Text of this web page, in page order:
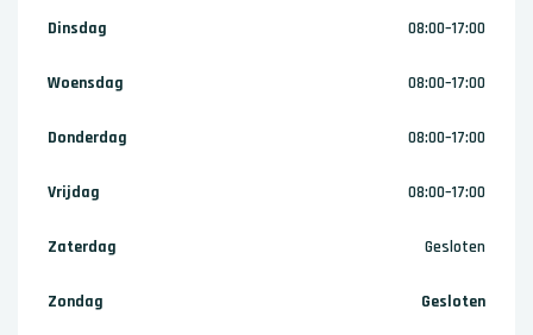
Dinsdag 08:00–17:00
Woensdag 08:00–17:00
Donderdag 08:00–17:00
Vrijdag 08:00–17:00
Zaterdag Gesloten
Zondag Gesloten